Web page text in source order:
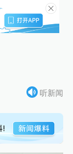
听新闻